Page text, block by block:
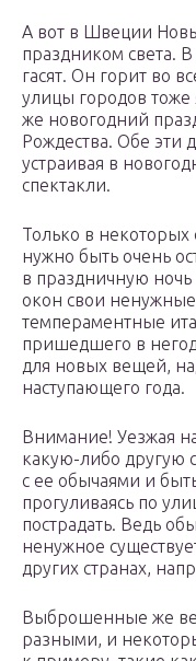
А вот в Швеции
праздником света.
гасят. Он горит во
улицы городов
же новогодний
Рождества. Обе эти
устраивая в
спектакли.
Только в некоторых
нужно быть очень
в праздничную ночь
окон свои
темпераментные
пришедшего в
для новых вещей,
наступающего года.
Внимание! Уезжая
какую-либо другую
с ее обычаями и
прогуливаясь по
пострадать. Ведь
ненужное
других странах,
Выброшенные же
разными, и